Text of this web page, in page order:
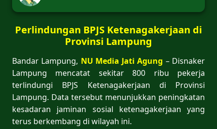
Perlindungan BPJS Ketenagakerjaan di
Provinsi Lampung
Bandar Lampung, NU Media Jati Agung – Disnaker
Lampung mencatat sekitar 800 ribu pekerja
terlindungi BPJS Ketenagakerjaan di Provinsi
Lampung. Data tersebut menunjukkan peningkatan
kesadaran jaminan sosial ketenagakerjaan yang
terus berkembang di wilayah ini.